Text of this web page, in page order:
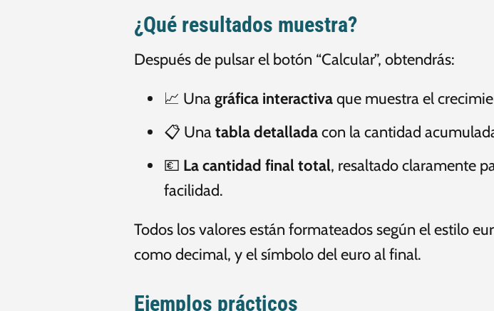
¿Qué resultados muestra?
Después de pulsar el botón “Calcular”, obtendrás:
📈 Unagráfica interactivaque muestra el
📋 Unatabla detalladacon la cantidad
💶 La cantidad final total, resaltado claramente
facilidad.
Todos los valores están formateados según el estilo
como decimal, y el símbolo del euro al final.
Ejemplos prácticos